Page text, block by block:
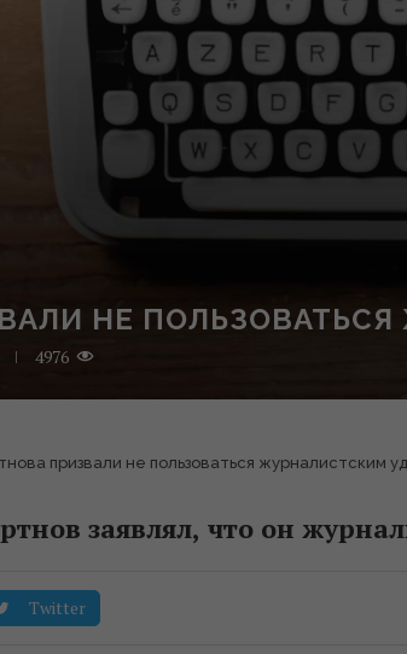
НЕ
4976
призвали не пользоваться журналистским
заявлял, что он
Twitter